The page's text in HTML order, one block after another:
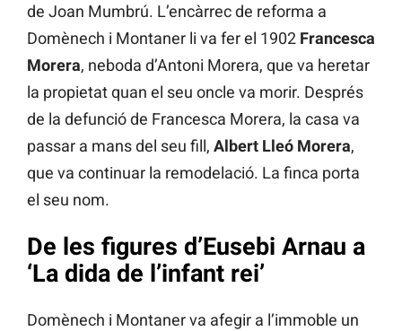
de Joan Mumbrú. L’encàrrec de reforma a
Domènech i Montaner li va fer el 1902 Francesca
Morera, neboda d’Antoni Morera, que va heretar
la propietat quan el seu oncle va morir. Després
de la defunció de Francesca Morera, la casa va
passar a mans del seu fill, Albert Lleó Morera,
que va continuar la remodelació. La finca porta
el seu nom.
De les figures d’Eusebi Arnau a
‘La dida de l’infant rei’
Domènech i Montaner va afegir a l’immoble un